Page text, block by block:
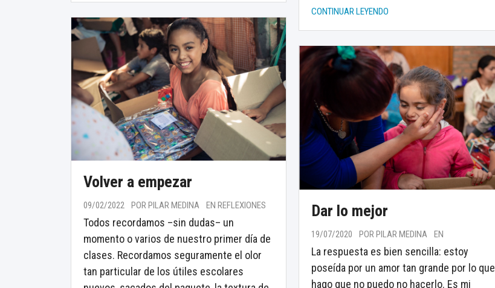
Volver a empezar
09/02/2022 POR PILAR MEDINA EN REFLEXIONES
Todos recordamos –sin dudas– un
momento o varios de nuestro primer día de
clases. Recordamos seguramente el olor
tan particular de los útiles escolares
CONTINUAR LEYENDO
Dar lo mejor
19/07/2020 POR PILAR MEDINA EN
La respuesta es bien sencilla: estoy
poseída por un amor tan grande por lo que
hago que no puedo no hacerlo. Es mi